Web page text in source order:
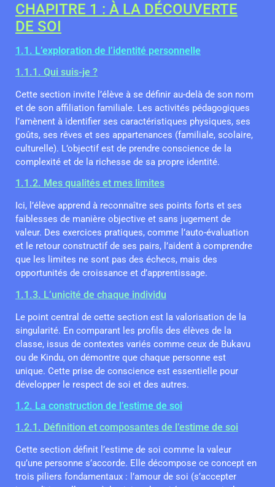
CHAPITRE 1 : À LA DÉCOUVERTE
DE SOI
1.1. L’exploration de l’identité personnelle
1.1.1. Qui suis-je ?
Cette section invite l’élève à se définir au-delà de son nom
et de son affiliation familiale. Les activités pédagogiques
l’amènent à identifier ses caractéristiques physiques, ses
goûts, ses rêves et ses appartenances (familiale, scolaire,
culturelle). L’objectif est de prendre conscience de la
complexité et de la richesse de sa propre identité.
1.1.2. Mes qualités et mes limites
Ici, l’élève apprend à reconnaître ses points forts et ses
faiblesses de manière objective et sans jugement de
valeur. Des exercices pratiques, comme l’auto-évaluation
et le retour constructif de ses pairs, l’aident à comprendre
que les limites ne sont pas des échecs, mais des
opportunités de croissance et d’apprentissage.
1.1.3. L’unicité de chaque individu
Le point central de cette section est la valorisation de la
singularité. En comparant les profils des élèves de la
classe, issus de contextes variés comme ceux de Bukavu
ou de Kindu, on démontre que chaque personne est
unique. Cette prise de conscience est essentielle pour
développer le respect de soi et des autres.
1.2. La construction de l’estime de soi
1.2.1. Définition et composantes de l’estime de soi
Cette section définit l’estime de soi comme la valeur
qu’une personne s’accorde. Elle décompose ce concept en
trois piliers fondamentaux : l’amour de soi (s’accepter